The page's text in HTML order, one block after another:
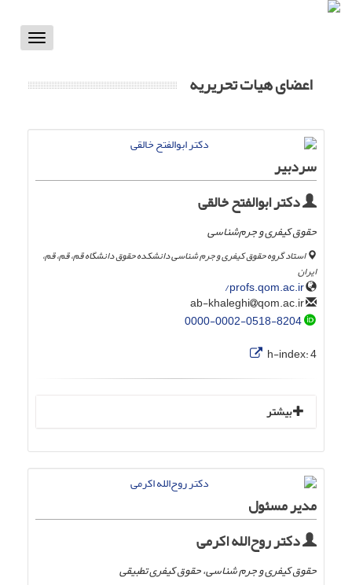
Toggle
اعضای هیات تحریریه
سردبیر
دکتر ابوالفتح خالقی
حقوق کیفری و جرم‌شناسی
استاد گروه حقوق کیفری و جرم شناسی دانشکده حقوق دانشگاه قم، قم، قم،
ایران
profs.qom.ac.ir/
qom.ac.ir
0000-0002-0518-8204
h-index:4
بیشتر
مدیر مسئول
دکتر روح‌الله اکرمی
حقوق کیفری و جرم شناسی، حقوق کیفری تطبیقی